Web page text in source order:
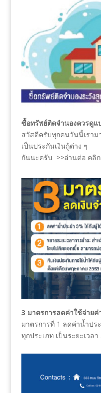
ซื้อทรัพย์ติดจำนองควรดูแ
สวัสดีครับทุกคนวันนี้เราม
เป็นประกันเงินกู้ต่าง ๆ
กันนะครับ >>อ่านต่อ คลิก
3 มาตรการลดค่าใช้จ่ายค่
มาตรการที่ 1 ลดค่าน้ำปร
ทุกประเภท เป็นระยะเวล